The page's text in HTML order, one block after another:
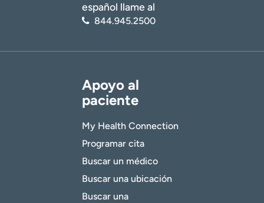
español llame al
844.945.2500
Apoyo al
paciente
My Health Connection
Programar cita
Buscar un médico
Buscar una ubicación
Buscar una